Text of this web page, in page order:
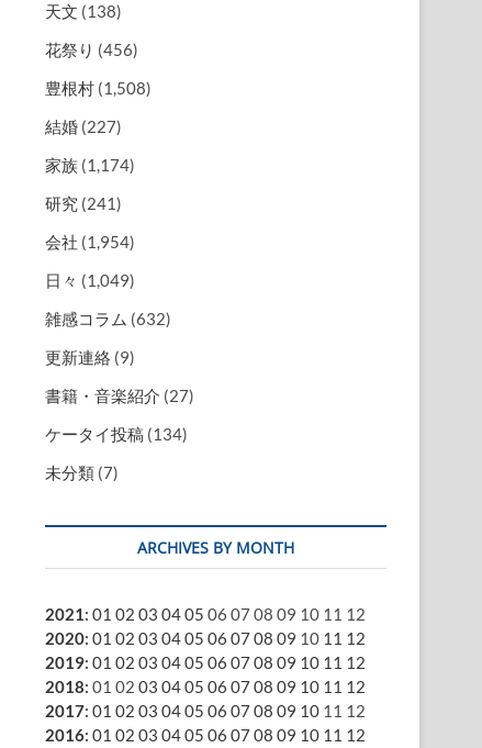
天文 (138)
花祭り (456)
豊根村 (1,508)
結婚 (227)
家族 (1,174)
研究 (241)
会社 (1,954)
日々 (1,049)
雑感コラム (632)
更新連絡 (9)
書籍・音楽紹介 (27)
ケータイ投稿 (134)
未分類 (7)
ARCHIVES BY MONTH
2021: 01 02 03 0405 06 07 08 09 10 11 12
2020: 01 02 03 0405 06 07 08 09 10 11 12
2019: 01 02 03 0405 06 07 08 09 10 11 12
2018: 01 02 03 0405 06 07 08 09 10 11 12
2017: 01 02 03 0405 06 07 08 09 10 11 12
2016: 01 02 03 0405 06 07 08 09 10 11 12